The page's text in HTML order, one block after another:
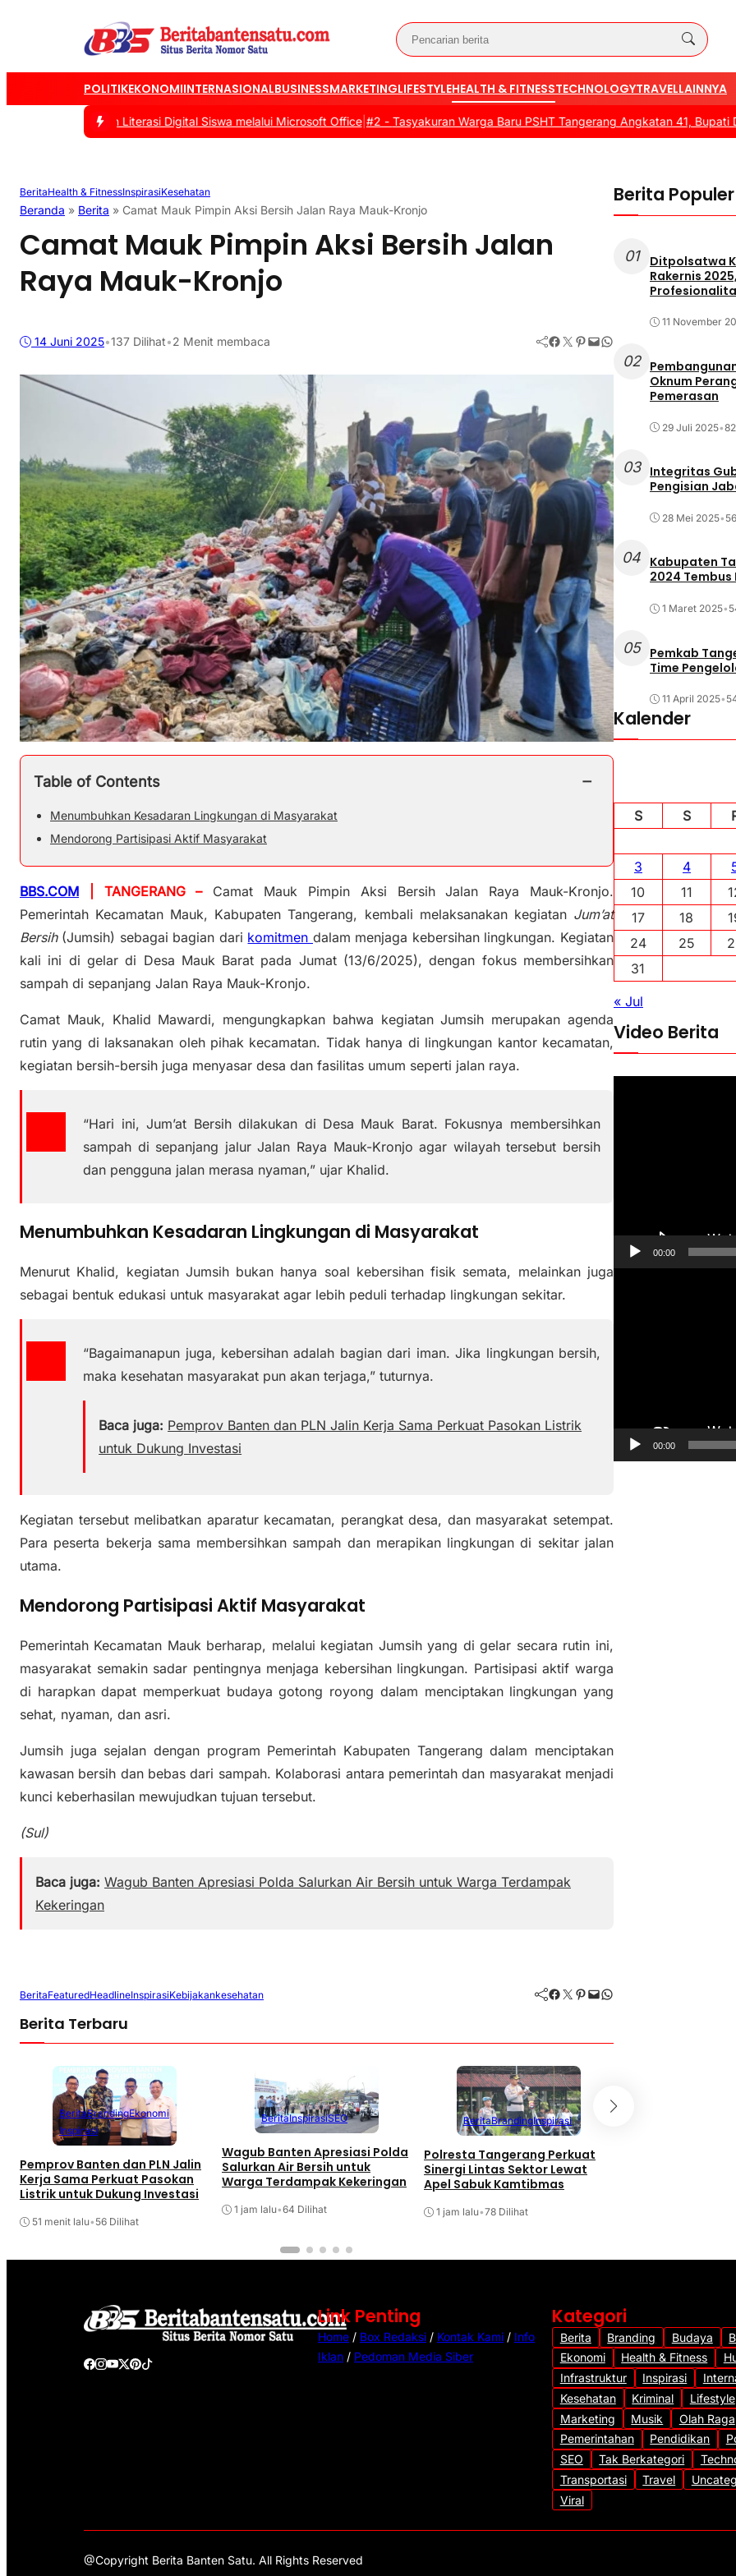
POLITIKEKONOMIINTERNASIONALBUSINESSMARKETINGLIFESTYLEHEALTH & FITNESSTECHNOLOGYTRAVELLAINNYA
Tingkatkan Literasi Digital Siswa melalui Microsoft Office |#2 -Tasyakuran Warga Baru PSHT Tangerang Angkatan 41, Bupati
BeritaHealth & FitnessInspirasiKesehatan
Beranda » Berita » Camat Mauk Pimpin Aksi Bersih Jalan Raya Mauk-Kronjo
Camat Mauk Pimpin Aksi Bersih Jalan
Raya Mauk-Kronjo
14 Juni 2025•137 Dilihat•2 Menit membaca Facebook Twitter Pinterest Mail WhatsApp
Table of Contents −
Menumbuhkan Kesadaran Lingkungan di Masyarakat
Mendorong Partisipasi Aktif Masyarakat
BBS.COM | TANGERANG –Camat Mauk Pimpin Aksi Bersih Jalan Raya Mauk-Kronjo.
Pemerintah Kecamatan Mauk, Kabupaten Tangerang, kembali melaksanakan kegiatan Jum’at
Bersih(Jumsih) sebagai bagian dari komitmen dalam menjaga kebersihan lingkungan. Kegiatan
kali ini di gelar di Desa Mauk Barat pada Jumat (13/6/2025), dengan fokus membersihkan
sampah di sepanjang Jalan Raya Mauk-Kronjo.
Camat Mauk, Khalid Mawardi, mengungkapkan bahwa kegiatan Jumsih merupakan agenda
rutin yang di laksanakan oleh pihak kecamatan. Tidak hanya di lingkungan kantor kecamatan,
kegiatan bersih-bersih juga menyasar desa dan fasilitas umum seperti jalan raya.
“Hari ini, Jum’at Bersih dilakukan di Desa Mauk Barat. Fokusnya membersihkan
sampah di sepanjang jalur Jalan Raya Mauk-Kronjo agar wilayah tersebut bersih
dan pengguna jalan merasa nyaman,” ujar Khalid.
Menumbuhkan Kesadaran Lingkungan di Masyarakat
Menurut Khalid, kegiatan Jumsih bukan hanya soal kebersihan fisik semata, melainkan juga
sebagai bentuk edukasi untuk masyarakat agar lebih peduli terhadap lingkungan sekitar.
“Bagaimanapun juga, kebersihan adalah bagian dari iman. Jika lingkungan bersih,
maka kesehatan masyarakat pun akan terjaga,” tuturnya.
Baca juga: Pemprov Banten dan PLN Jalin Kerja Sama Perkuat Pasokan Listrik
untuk Dukung Investasi
Kegiatan tersebut melibatkan aparatur kecamatan, perangkat desa, dan masyarakat setempat.
Para peserta bekerja sama membersihkan sampah dan merapikan lingkungan di sekitar jalan
utama.
Mendorong Partisipasi Aktif Masyarakat
Pemerintah Kecamatan Mauk berharap, melalui kegiatan Jumsih yang di gelar secara rutin ini,
masyarakat semakin sadar pentingnya menjaga kebersihan lingkungan. Partisipasi aktif warga
di harapkan dapat memperkuat budaya gotong royong dalam menciptakan lingkungan yang
sehat, nyaman, dan asri.
Jumsih juga sejalan dengan program Pemerintah Kabupaten Tangerang dalam menciptakan
kawasan bersih dan bebas dari sampah. Kolaborasi antara pemerintah dan masyarakat menjadi
kunci keberhasilan mewujudkan tujuan tersebut.
(Sul)
Baca juga: Wagub Banten Apresiasi Polda Salurkan Air Bersih untuk Warga Terdampak
Kekeringan
BeritaFeaturedHeadlineInspirasiKebijakankesehatan Facebook Twitter Pinterest Mail WhatsApp
Berita Terbaru
BeritaBrandingEkonomi
Inspirasi
Pemprov Banten dan PLN Jalin
Kerja Sama Perkuat Pasokan
Listrik untuk Dukung Investasi
51 menit lalu• 56 Dilihat
BeritaInspirasiSEO
Wagub Banten Apresiasi Polda
Salurkan Air Bersih untuk
Warga Terdampak Kekeringan
1 jam lalu•64 Dilihat
BeritaBrandingInspirasi
Polresta Tangerang Perkuat
Sinergi Lintas Sektor Lewat
Apel Sabuk Kamtibmas
1 jam lalu•78 Dilihat
Berita Populer
01
Ditpolsatwa
Rakernis
11 November
02
Oknum
Pemerasan
29 Juli 2025•
03
Integritas
Pengisian
28 Mei 2025•
04 Kabupaten
2024 Tembus
1 Maret 2025•
05
Pemkab
Time
11 April 2025•
Kalender
S
S
3
4
10
11
17
18
24
25
31
« Jul
Video Berita
i
00:00
P
i
00:00
Link Penting
Home / Box Redaksi / Kontak Kami / Info
Iklan / Pedoman Media Siber
Kategori
Berita Branding Budaya
Ekonomi
Health & Fitness
Infrastruktur
Inspirasi
Kesehatan
Kriminal
Lifestyle
Marketing
Musik
Olah Raga
Pemerintahan
Pendidikan
SEO
Tak Berkategori
Transportasi
Travel
Viral
@Copyright Berita Banten Satu. All Rights Reserved